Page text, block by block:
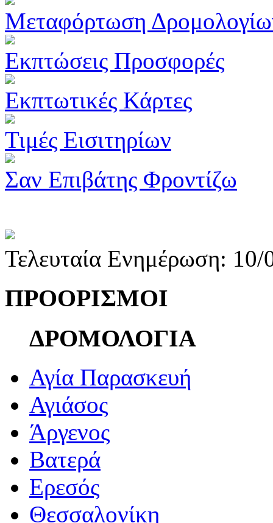
Μεταφόρτωση
Εκπτώσεις Προσφορές
Εκπτωτικές Κάρτες
Τιμές Εισιτηρίων
Σαν Επιβάτης Φροντίζω
Τελευταία Ενημέρωση:
ΠΡΟΟΡΙΣΜΟΙ
ΔΡΟΜΟΛΟΓΙΑ
Αγία Παρασκευή
Αγιάσος
Άργενος
Βατερά
Ερεσός
Θεσσαλονίκη